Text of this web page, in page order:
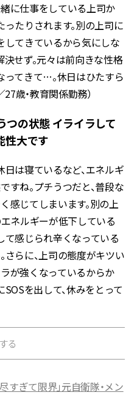
に仕事をしている上司か
たりされます。別の上司に
してきているから気にしな
せず。元々は前向きな性格
ってきて…。休日はひたすら
歳・教育関係勤務）
の状態 イライラして
性大です
は寝ているなど、エネルギ
ね。プチうつだと、普段な
感じてしまいます。別の上
ネルギーが低下している
て感じられ辛くなっている
らに、上司の態度がキツい
が強くなっているからか
を出して、休みをとって
る
すぎて限界」元自衛隊・メン